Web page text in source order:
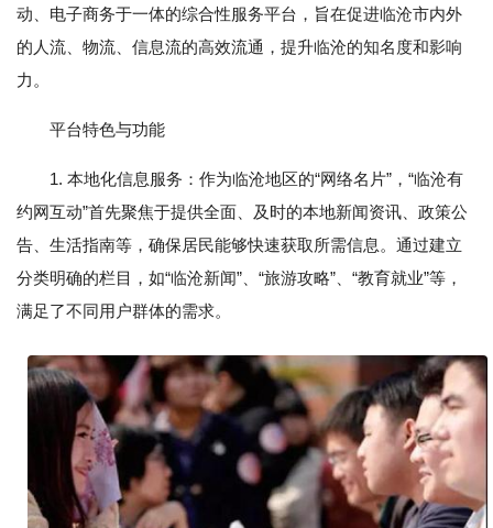
动、电子商务于一体的综合性服务平台，旨在促进临沧市内外
的人流、物流、信息流的高效流通，提升临沧的知名度和影响
力。
平台特色与功能
1. 本地化信息服务：作为临沧地区的“网络名片”，“临沧有
约网互动”首先聚焦于提供全面、及时的本地新闻资讯、政策公
告、生活指南等，确保居民能够快速获取所需信息。通过建立
分类明确的栏目，如“临沧新闻”、“旅游攻略”、“教育就业”等，
满足了不同用户群体的需求。